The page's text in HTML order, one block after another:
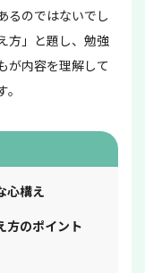
るのではないでし
方」と題し、勉強
が内容を理解して
心構え
方のポイント